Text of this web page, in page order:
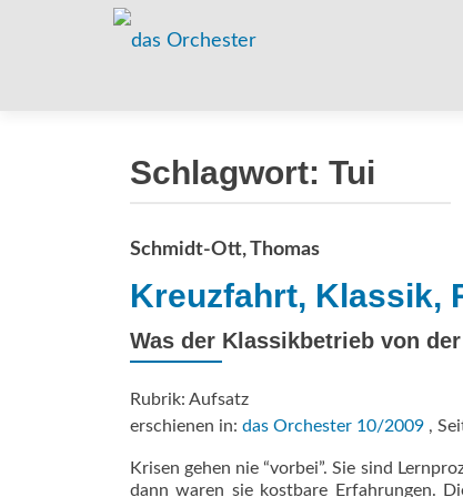
Schlagwort: Tui
Schmidt-Ott, Thomas
Kreuzfahrt, Klassik,
Was der Klassikbetrieb von
Rubrik: Aufsatz
erschienen in: das Orchester 10/2009 ,
Krisen gehen nie “vorbei”. Sie sind
dann waren sie kostbare Erfahrungen.